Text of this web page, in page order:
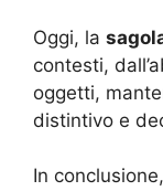
Oggi, la
contesti,
oggetti,
distintivo e
In